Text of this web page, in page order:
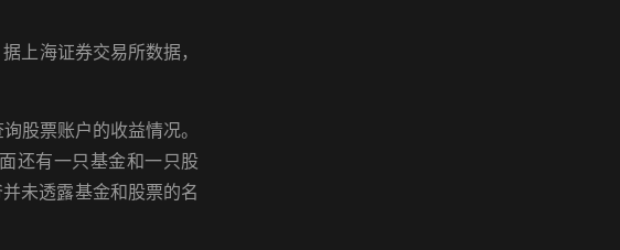
上海证券交易所数据，
股票账户的收益情况。
还有一只基金和一只股
未透露基金和股票的名